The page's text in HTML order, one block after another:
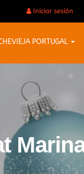
Iniciar sesión
PORTUGAL